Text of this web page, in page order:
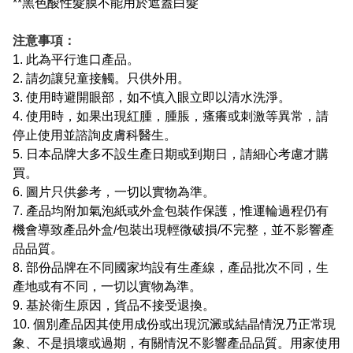
**黑色酸性髮膜不能用於遮蓋白髮
注意事項：
1. 此為平行進口產品。
2. 請勿讓兒童接觸。只供外用。
3. 使用時避開眼部，如不慎入眼立即以清水洗淨。
4. 使用時，如果出現紅腫，腫脹，瘙癢或刺激等異常，請
停止使用並諮詢皮膚科醫生。
5. 日本品牌大多不設生產日期或到期日，請細心考慮才購
買。
6. 圖片只供參考，一切以實物為準。
7. 產品均附加氣泡紙或外盒包裝作保護，惟運輪過程仍有
機會導致產品外盒/包裝出現輕微破損/不完整，並不影響產
品品質。
8. 部份品牌在不同國家均設有生產線，產品批次不同，生
產地或有不同，一切以實物為準。
9. 基於衛生原因，貨品不接受退換。
10. 個別產品因其使用成份或出現沉澱或結晶情況乃正常現
象、不是損壞或過期，有關情況不影響產品品質。用家使用